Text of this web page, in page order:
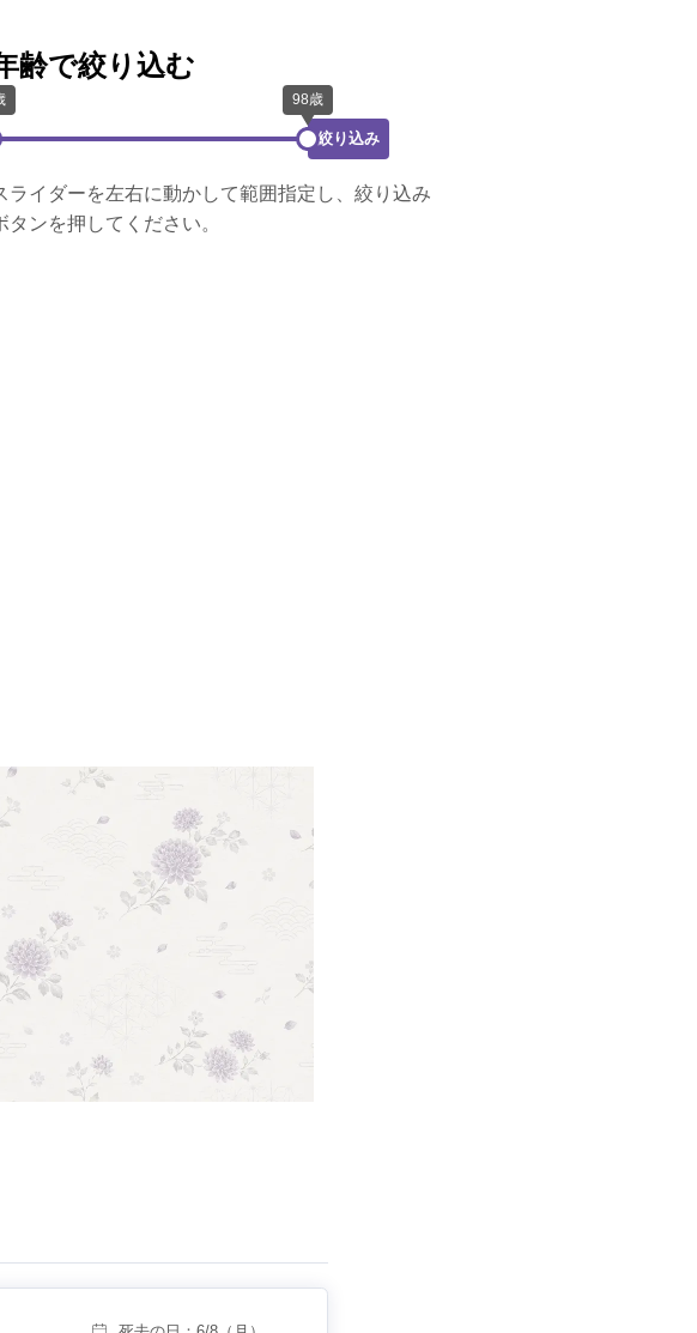
齢で絞り込む
絞り込み
ライダーを左右に動かして範囲指定し、絞り込み
タンを押してください。